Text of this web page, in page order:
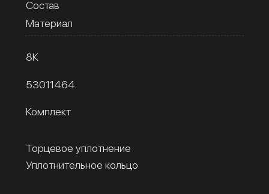
Состав
Материал
8К
53011464
Комплект
Торцевое уплотнение
Уплотнительное кольцо